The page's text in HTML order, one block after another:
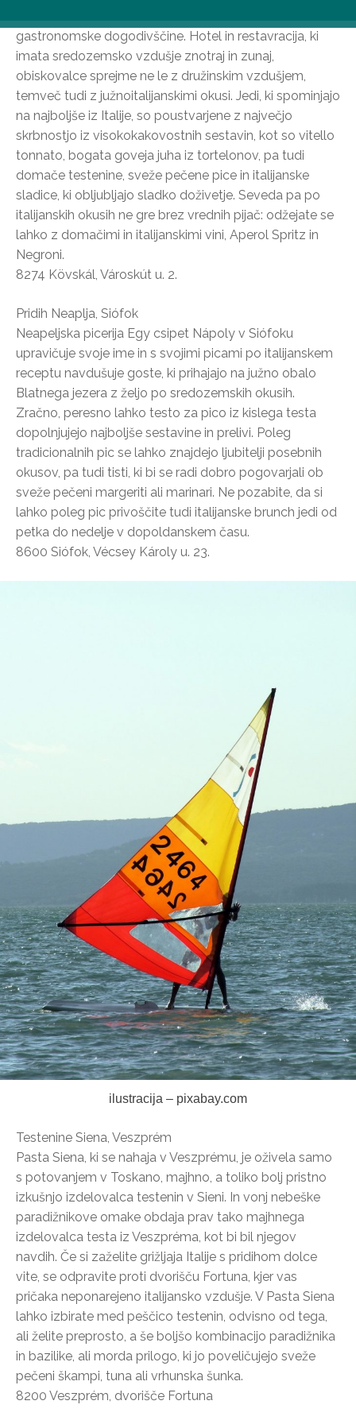
gastronomske dogodivščine. Hotel in restavracija, ki
imata sredozemsko vzdušje znotraj in zunaj,
obiskovalce sprejme ne le z družinskim vzdušjem,
temveč tudi z južnoitalijanskimi okusi. Jedi, ki spominjajo
na najboljše iz Italije, so poustvarjene z največjo
skrbnostjo iz visokokakovostnih sestavin, kot so vitello
tonnato, bogata goveja juha iz tortelonov, pa tudi
domače testenine, sveže pečene pice in italijanske
sladice, ki obljubljajo sladko doživetje. Seveda pa po
italijanskih okusih ne gre brez vrednih pijač: odžejate se
lahko z domačimi in italijanskimi vini, Aperol Spritz in
Negroni.
8274 Kövskál, Városkút u. 2.
Pridih Neaplja, Siófok
Neapeljska picerija Egy csipet Nápoly v Siófoku
upravičuje svoje ime in s svojimi picami po italijanskem
receptu navdušuje goste, ki prihajajo na južno obalo
Blatnega jezera z željo po sredozemskih okusih.
Zračno, peresno lahko testo za pico iz kislega testa
dopolnjujejo najboljše sestavine in prelivi. Poleg
tradicionalnih pic se lahko znajdejo ljubitelji posebnih
okusov, pa tudi tisti, ki bi se radi dobro pogovarjali ob
sveže pečeni margeriti ali marinari. Ne pozabite, da si
lahko poleg pic privoščite tudi italijanske brunch jedi od
petka do nedelje v dopoldanskem času.
8600 Siófok, Vécsey Károly u. 23.
ilustracija – pixabay.com
Testenine Siena, Veszprém
Pasta Siena, ki se nahaja v Veszprému, je oživela samo
s potovanjem v Toskano, majhno, a toliko bolj pristno
izkušnjo izdelovalca testenin v Sieni. In vonj nebeške
paradižnikove omake obdaja prav tako majhnega
izdelovalca testa iz Veszpréma, kot bi bil njegov
navdih. Če si zaželite grižljaja Italije s pridihom dolce
vite, se odpravite proti dvorišču Fortuna, kjer vas
pričaka neponarejeno italijansko vzdušje. V Pasta Siena
lahko izbirate med peščico testenin, odvisno od tega,
ali želite preprosto, a še boljšo kombinacijo paradižnika
in bazilike, ali morda prilogo, ki jo poveličujejo sveže
pečeni škampi, tuna ali vrhunska šunka.
8200 Veszprém, dvorišče Fortuna